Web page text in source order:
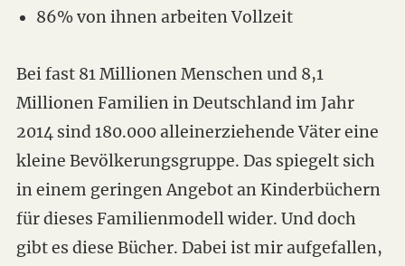
86% von ihnen arbeiten Vollzeit
Bei fast 81 Millionen Menschen und 8,1
Millionen Familien in Deutschland im Jahr
2014 sind 180.000 alleinerziehende Väter eine
kleine Bevölkerungsgruppe. Das spiegelt sich
in einem geringen Angebot an Kinderbüchern
für dieses Familienmodell wider. Und doch
gibt es diese Bücher. Dabei ist mir aufgefallen,